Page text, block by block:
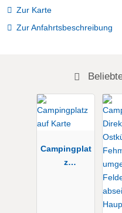
Zur Karte
Zur Anfahrtsbeschreibung
Campingplat
z